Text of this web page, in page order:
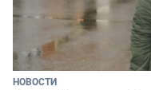
НОВОСТИ